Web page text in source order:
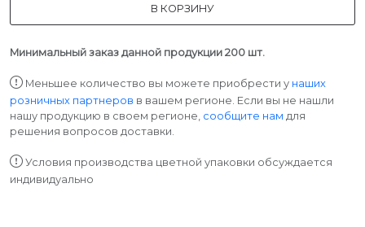
В КОРЗИНУ
Минимальный заказ данной продукции 200 шт.
Меньшее количество вы можете приобрести у наших
розничных партнеров в вашем регионе. Если вы не нашли
нашу продукцию в своем регионе, сообщите нам для
решения вопросов доставки.
Условия производства цветной упаковки обсуждается
индивидуально